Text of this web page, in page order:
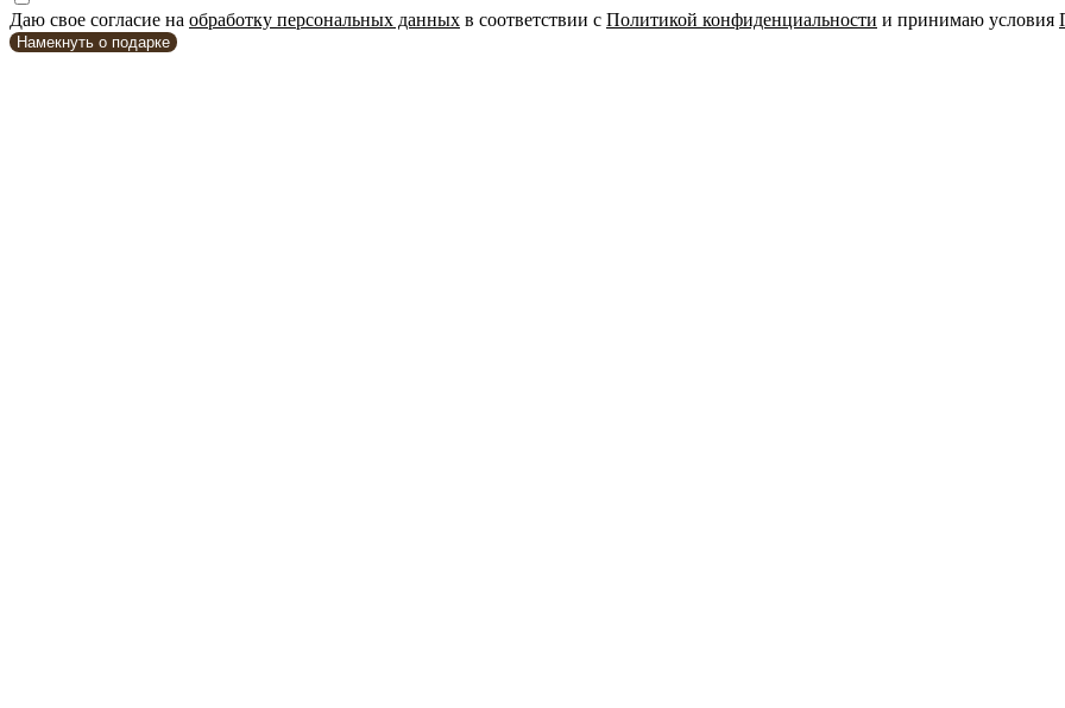
Даю свое согласие на обработку персональных данных в соответствии с Политикой конфиденциальности и принимаю условия
Намекнуть о подарке